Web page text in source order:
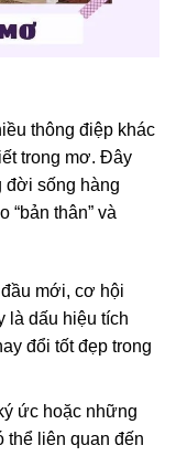
thông điệp khác
trong mơ. Đây
đời sống hàng
“bản thân” và
mới, cơ hội
là dấu hiệu tích
đổi tốt đẹp trong
ức hoặc những
thể liên quan đến